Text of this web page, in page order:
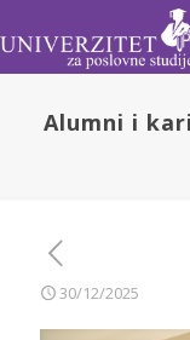
Alumni i
30/12/2025